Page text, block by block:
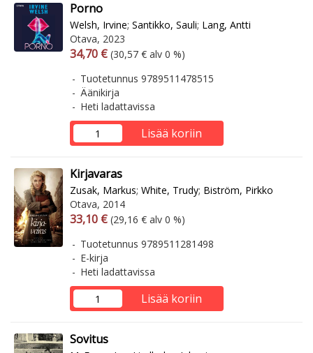
Porno
Welsh, Irvine; Santikko, Sauli; Lang, Antti
Otava, 2023
Arvonlisäverollinen hinta
34,70 € Arvonlisäveroton hinta
(30,57 € alv 0 %)
Tuotetunnus 9789511478515
Äänikirja
Heti ladattavissa
Lisää koriin
Kirjavaras
Zusak, Markus; White, Trudy; Biström, Pirkko
Otava, 2014
Arvonlisäverollinen hinta
33,10 € Arvonlisäveroton hinta
(29,16 € alv 0 %)
Tuotetunnus 9789511281498
E-kirja
Heti ladattavissa
Lisää koriin
Sovitus